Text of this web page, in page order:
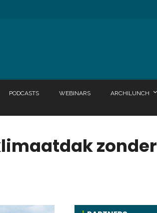
PODCASTS WEBINARS ARCHILUNCH
zonder